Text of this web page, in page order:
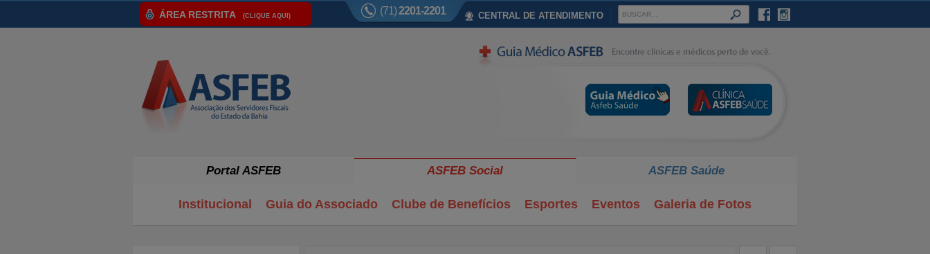
ÁREA RESTRITA (CLIQUE AQUI) (71)2201-2201 CENTRAL DE ATENDIMENTO
Portal ASFEB ASFEB Social ASFEB Saúde
Institucional Guia do Associado Clube de Benefícios Esportes Eventos Galeria de Fotos